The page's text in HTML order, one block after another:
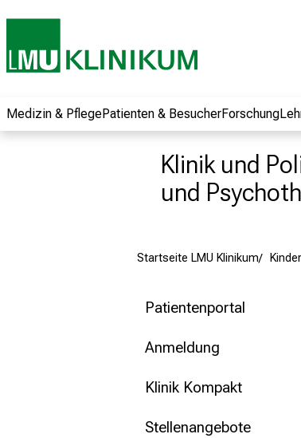
Medizin & PflegePatienten & BesucherForschung
Klinik und
und
Startseite LMU Klinikum
Patientenportal
Anmeldung
Klinik Kompakt
Stellenangebote
Informationen zu
Jobs, Ausbildungen
Weiterbildungen.
Kommen Sie
Pflegewissenschaft
ohne Anmeldung.
mehr Informationen